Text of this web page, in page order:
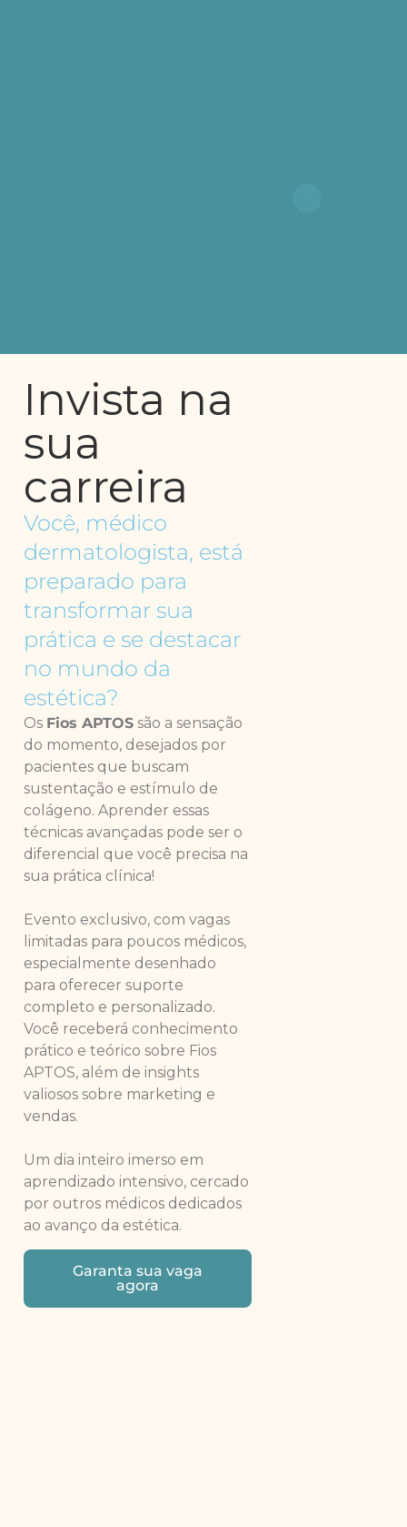
Invista na
sua
carreira
Você, médico
dermatologista, está
preparado para
transformar sua
prática e se destacar
no mundo da
estética?
Os Fios APTOS são a sensação
do momento, desejados por
pacientes que buscam
sustentação e estímulo de
colágeno. Aprender essas
técnicas avançadas pode ser o
diferencial que você precisa na
sua prática clínica!
Evento exclusivo, com vagas
limitadas para poucos médicos,
especialmente desenhado
para oferecer suporte
completo e personalizado.
Você receberá conhecimento
prático e teórico sobre Fios
APTOS, além de insights
valiosos sobre marketing e
vendas.
Um dia inteiro imerso em
aprendizado intensivo, cercado
por outros médicos dedicados
ao avanço da estética.
Garanta sua vaga
agora